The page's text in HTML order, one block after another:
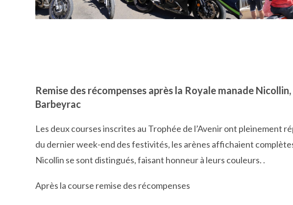
Remise des récompenses après la Royale manade
Barbeyrac
Les deux courses inscrites au Trophée de l’Avenir ont pleinement
du dernier week-end des festivités, les arènes affichaient
Nicollin se sont distingués, faisant honneur à leurs couleurs. .
Après la course remise des récompenses